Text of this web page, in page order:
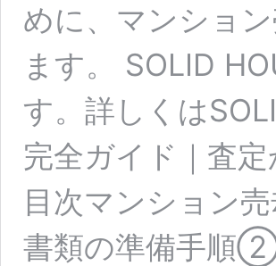
めに、マンショ
ます。 SOLID
す。詳しくは
完全ガイド｜査
目次マンション
書類の準備手順